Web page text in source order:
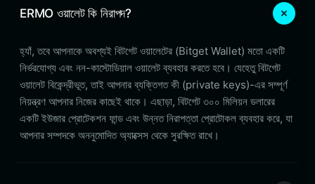
ERMO ওয়ালেট কি নিরাপদ?
হ্যাঁ, তবে আপনাকে অবশ্যই বিটগেট ওয়ালেটের (Bitget Wallet) মতো একটি
নির্ভরযোগ্য এবং নন-কাস্টোডিয়াল ওয়ালেট ব্যবহার করতে হবে। যেহেতু বিটগেট
ওয়ালেট বিকেন্দ্রীভূত, তাই আপনার ব্যক্তিগত কী (private keys)-এর সম্পূর্ণ
নিয়ন্ত্রণ আপনার নিজের কাছেই থাকে। এছাড়া, বিটগেট ৩০০ মিলিয়ন ডলারের
একটি ইউজার প্রোটেকশন ফান্ড এবং উন্নত নিরাপত্তা প্রোটোকল ব্যবহার করে, যা
আপনার সম্পদকে অননুমোদিত অ্যাক্সেস থেকে সুরক্ষিত রাখে।